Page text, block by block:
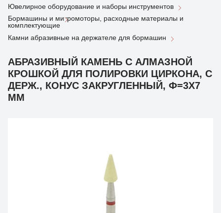
Ювелирное оборудование и наборы инструментов
Бормашины и микромоторы, расходные материалы и
комплектующие
Камни абразивные на держателе для бормашин
АБРАЗИВНЫЙ КАМЕНЬ С АЛМАЗНОЙ
КРОШКОЙ ДЛЯ ПОЛИРОВКИ ЦИРКОНА, С
ДЕРЖ., КОНУС ЗАКРУГЛЕННЫЙ, Ф=3Х7
ММ